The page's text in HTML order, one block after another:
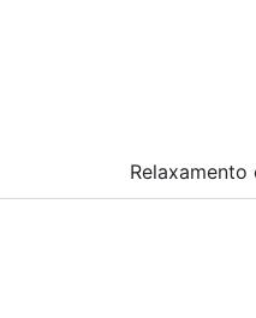
Relaxamento